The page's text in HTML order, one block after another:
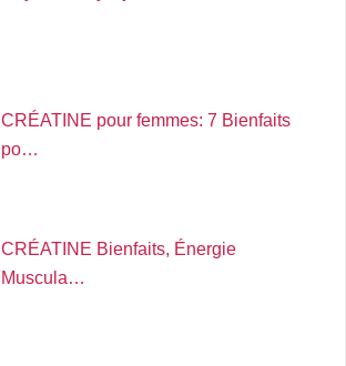
CRÉATINE pour femmes: 7 Bienfaits
po…
CRÉATINE Bienfaits, Énergie
Muscula…